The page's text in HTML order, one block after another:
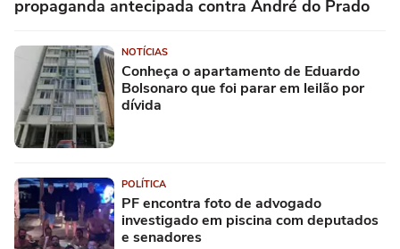
propaganda antecipada contra André do Prado
NOTÍCIAS
Conheça o apartamento de Eduardo
Bolsonaro que foi parar em leilão por
dívida
POLÍTICA
PF encontra foto de advogado
investigado em piscina com deputados
e senadores